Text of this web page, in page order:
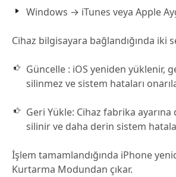
Windows → iTunes veya Apple
Cihaz bilgisayara bağlandığında iki
Güncelle : iOS yeniden yüklenir,
silinmez ve sistem hataları
Geri Yükle: Cihaz fabrika
silinir ve daha derin sistem
İşlem tamamlandığında iPhone
Kurtarma Modundan çıkar.